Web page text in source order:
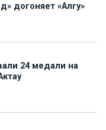
догоняет «Алгу»
24 медали на